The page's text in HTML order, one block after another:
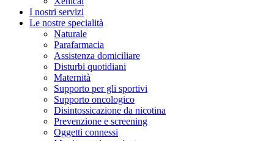
I nostri servizi
Le nostre specialità
Naturale
Parafarmacia
Assistenza domiciliare
Disturbi quotidiani
Maternità
Supporto per gli sportivi
Supporto oncologico
Disintossicazione da nicotina
Prevenzione e screening
Oggetti connessi